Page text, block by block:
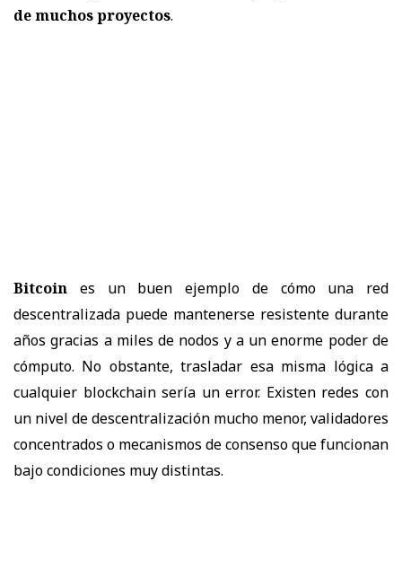
de muchos proyectos.
Bitcoin es un buen ejemplo de cómo una red
descentralizada puede mantenerse resistente durante
años gracias a miles de nodos y a un enorme poder de
cómputo. No obstante, trasladar esa misma lógica a
cualquier blockchain sería un error. Existen redes con
un nivel de descentralización mucho menor, validadores
concentrados o mecanismos de consenso que funcionan
bajo condiciones muy distintas.